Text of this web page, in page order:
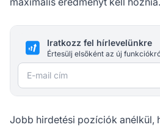
Iratkozz fel hírlevelünkre
Értesülj elsőként az új
E-mail cím
Jobb hirdetési pozíciók anélkül,